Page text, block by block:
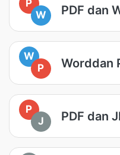
P
W
PDF dan
W
P
Worddan
P
J
PDF dan